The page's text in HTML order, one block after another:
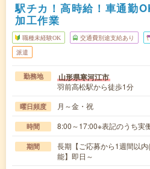
駅チカ！高時給！車通勤
加工作業
職種未経験OK 交通費別途支給あり
派遣
勤務地 山形県寒河江市
羽前高松駅から徒歩1分
曜日頻度 月～金・祝
時間 8:00～17:00※表記のうち実
期間
長期【ご応募から1週間以
能】即日～